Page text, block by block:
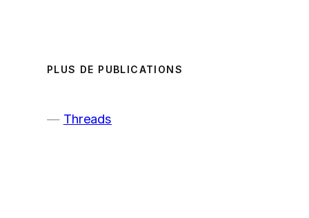
PLUS DE PUBLICATIONS
Threads